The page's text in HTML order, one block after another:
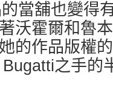
當舖也變得
沃霍爾和魯
的作品版權
之手的